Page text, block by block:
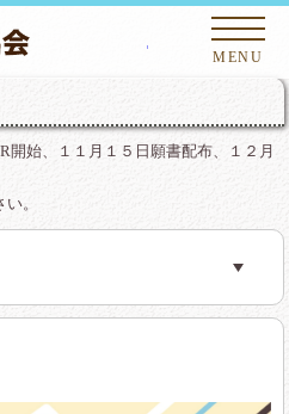
旭川私
MENU
開始、１１月１５日願書配布、１２月
。